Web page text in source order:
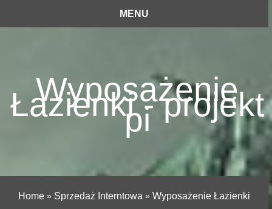
MENU
Wyposażenie
Łazienki - projekt
pi
Home » Sprzedaż Interntowa » Wyposażenie Łazienki